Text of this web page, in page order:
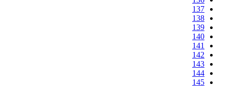
137
138
139
140
141
142
143
144
145